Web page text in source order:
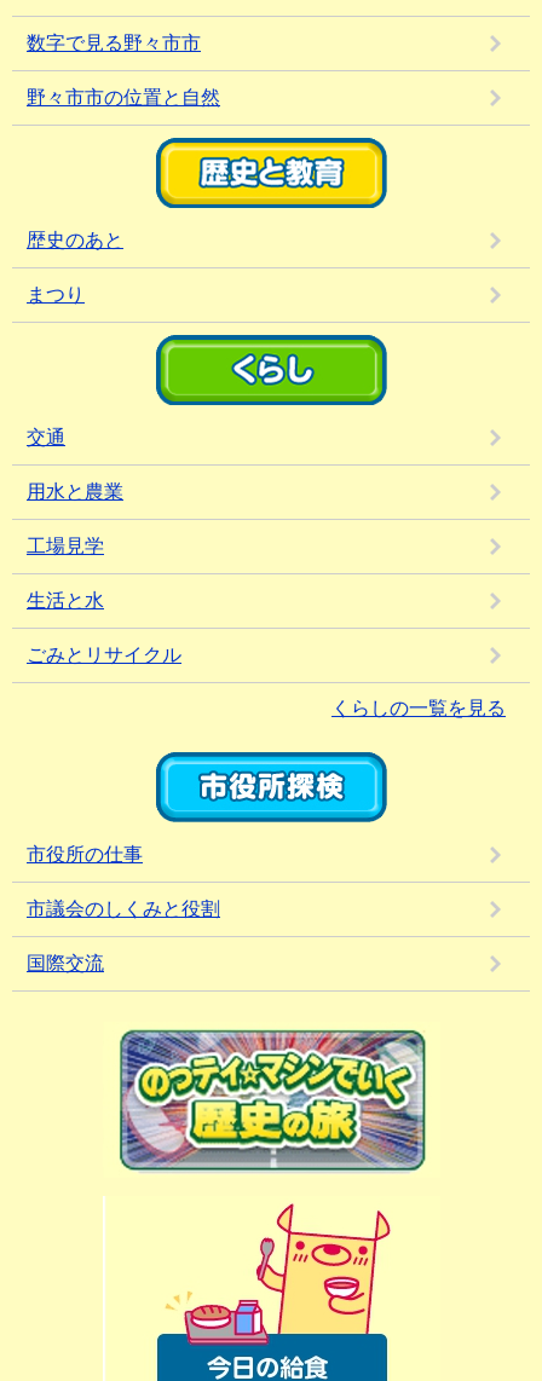
数字で見る野々市市
野々市市の位置と自然
歴史のあと
まつり
交通
用水と農業
工場見学
生活と水
ごみとリサイクル
くらしの一覧を見る
市役所の仕事
市議会のしくみと役割
国際交流